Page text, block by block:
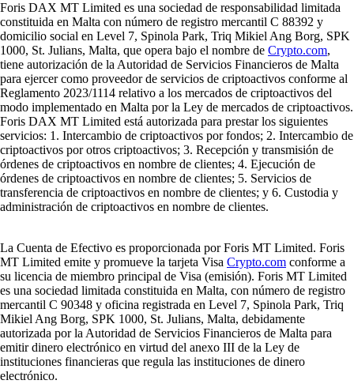
Foris DAX MT Limited es una sociedad de responsabilidad limitada
constituida en Malta con número de registro mercantil C 88392 y
domicilio social en Level 7, Spinola Park, Triq Mikiel Ang Borg, SPK
1000, St. Julians, Malta, que opera bajo el nombre de Crypto.com,
tiene autorización de la Autoridad de Servicios Financieros de Malta
para ejercer como proveedor de servicios de criptoactivos conforme al
Reglamento 2023/1114 relativo a los mercados de criptoactivos del
modo implementado en Malta por la Ley de mercados de criptoactivos.
Foris DAX MT Limited está autorizada para prestar los siguientes
servicios: 1. Intercambio de criptoactivos por fondos; 2. Intercambio de
criptoactivos por otros criptoactivos; 3. Recepción y transmisión de
órdenes de criptoactivos en nombre de clientes; 4. Ejecución de
órdenes de criptoactivos en nombre de clientes; 5. Servicios de
transferencia de criptoactivos en nombre de clientes; y 6. Custodia y
administración de criptoactivos en nombre de clientes.
La Cuenta de Efectivo es proporcionada por Foris MT Limited. Foris
MT Limited emite y promueve la tarjeta Visa Crypto.com conforme a
su licencia de miembro principal de Visa (emisión). Foris MT Limited
es una sociedad limitada constituida en Malta, con número de registro
mercantil C 90348 y oficina registrada en Level 7, Spinola Park, Triq
Mikiel Ang Borg, SPK 1000, St. Julians, Malta, debidamente
autorizada por la Autoridad de Servicios Financieros de Malta para
emitir dinero electrónico en virtud del anexo III de la Ley de
instituciones financieras que regula las instituciones de dinero
electrónico.